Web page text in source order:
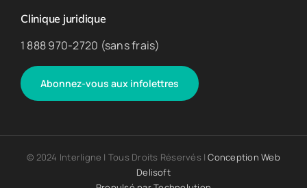
Clinique juridique
1 888 970-2720 (sans frais)
Abonnez-vous aux infolettres
© 2024 Interligne | Tous Droits Réservés |Conception Web
Delisoft